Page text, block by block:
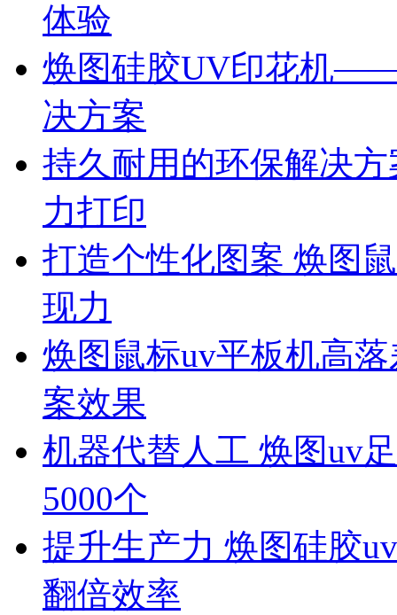
体验
焕图硅胶UV印花机
决方案
持久耐用的环保解决
力打印
打造个性化图案 焕图
现力
焕图鼠标uv平板机高
案效果
机器代替人工 焕图uv
5000个
提升生产力 焕图硅胶
翻倍效率